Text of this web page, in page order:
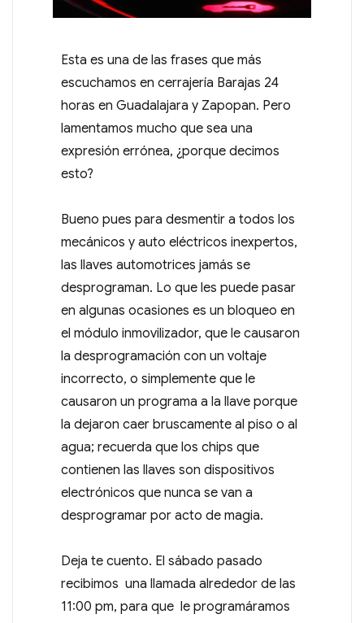
Esta es una de las frases que más
escuchamos en cerrajería Barajas 24
horas en Guadalajara y Zapopan. Pero
lamentamos mucho que sea una
expresión errónea, ¿porque decimos
esto?
Bueno pues para desmentir a todos los
mecánicos y auto eléctricos inexpertos,
las llaves automotrices jamás se
desprograman. Lo que les puede pasar
en algunas ocasiones es un bloqueo en
el módulo inmovilizador, que le causaron
la desprogramación con un voltaje
incorrecto, o simplemente que le
causaron un programa a la llave porque
la dejaron caer bruscamente al piso o al
agua; recuerda que los chips que
contienen las llaves son dispositivos
electrónicos que nunca se van a
desprogramar por acto de magia.
Deja te cuento. El sábado pasado
recibimos una llamada alrededor de las
11:00 pm, para que le programáramos